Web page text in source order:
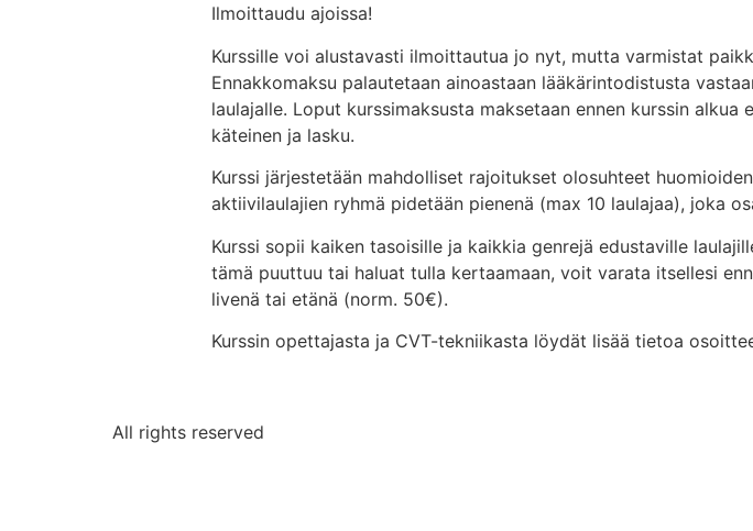
Ilmoittaudu ajoissa!
Kurssille voi alustavasti ilmoittautua jo nyt, mutta varmistat
Ennakkomaksu palautetaan ainoastaan lääkärintodistusta
laulajalle. Loput kurssimaksusta maksetaan ennen kurssin
käteinen ja lasku.
Kurssi järjestetään mahdolliset rajoitukset olosuhteet
aktiivilaulajien ryhmä pidetään pienenä (max 10 laulajaa), joka
Kurssi sopii kaiken tasoisille ja kaikkia genrejä edustaville
tämä puuttuu tai haluat tulla kertaamaan, voit varata itsellesi
livenä tai etänä (norm. 50€).
Kurssin opettajasta ja CVT-tekniikasta löydät lisää tietoa
All rights reserved